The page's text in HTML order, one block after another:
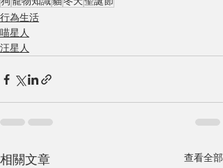
行為生活
喵星人
汪星人
相關文章 查看全部